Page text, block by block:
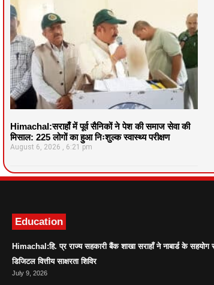
Himachal:सराहाँ में पूर्व सैनिकों ने पेश की समाज सेवा की
मिसाल: 225 लोगों का हुआ निःशुल्क स्वास्थ्य परीक्षण
August 6, 2026 6:21 pm
Education
Himachal:हि. प्र राज्य सहकारी बैंक शाखा सराहाँ ने नाबार्ड के सहयोग
डिजिटल वित्तीय साक्षरता शिविर
July 9, 2026